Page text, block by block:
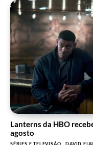
Lanterns da HBO
agosto
SÉRIES E TELEVISÃO DAVID